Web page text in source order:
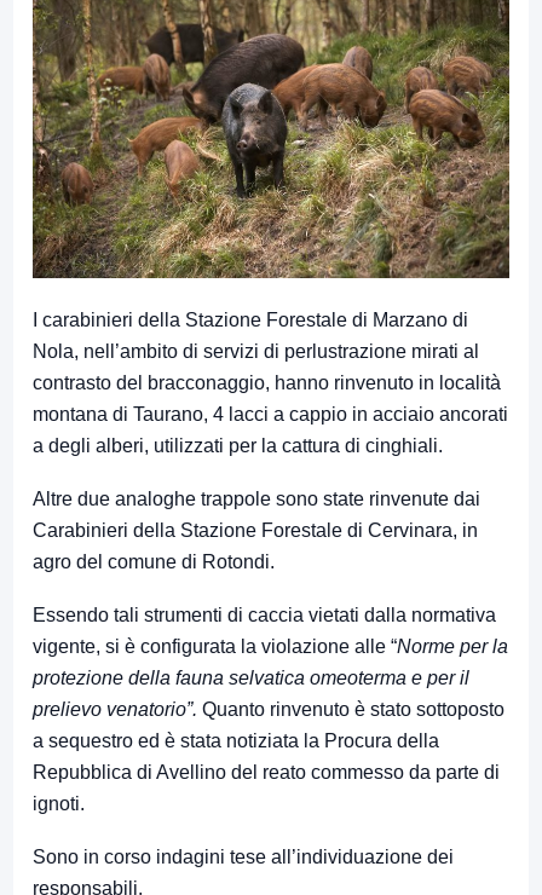
I carabinieri della Stazione Forestale di Marzano di
Nola, nell’ambito di servizi di perlustrazione mirati al
contrasto del bracconaggio, hanno rinvenuto in località
montana di Taurano, 4 lacci a cappio in acciaio ancorati
a degli alberi, utilizzati per la cattura di cinghiali.
Altre due analoghe trappole sono state rinvenute dai
Carabinieri della Stazione Forestale di Cervinara, in
agro del comune di Rotondi.
Essendo tali strumenti di caccia vietati dalla normativa
vigente, si è configurata la violazione alle “Norme per la
protezione della fauna selvatica omeoterma e per il
prelievo venatorio”. Quanto rinvenuto è stato sottoposto
a sequestro ed è stata notiziata la Procura della
Repubblica di Avellino del reato commesso da parte di
ignoti.
Sono in corso indagini tese all’individuazione dei
responsabili.